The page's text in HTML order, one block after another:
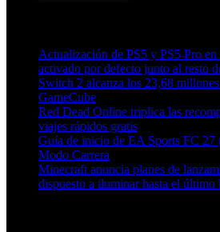
Actualización de PS5 y PS5 Pro
activado por defecto junto al resto
Switch 2 alcanza los 23,68
GameCube
Red Dead Online triplica las
viajes rápidos gratis
Guía de inicio de EA Sports FC 27
Modo Carrera
Minecraft anuncia planes de
dispuesto a iluminar hasta el último